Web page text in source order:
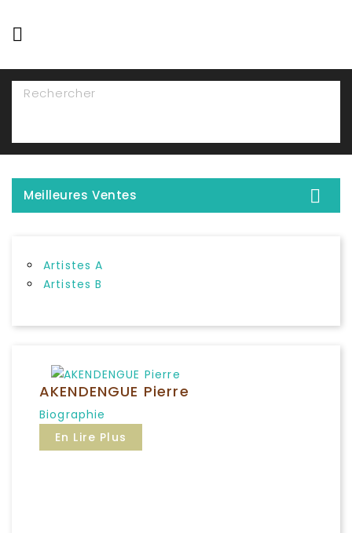

Meilleures Ventes 
Artistes A
Artistes B
AKENDENGUE Pierre
Biographie
En Lire Plus